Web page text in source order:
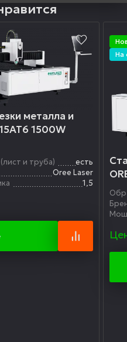
металла и
1500W
и труба)
есть
Oree Laser
1,5
На